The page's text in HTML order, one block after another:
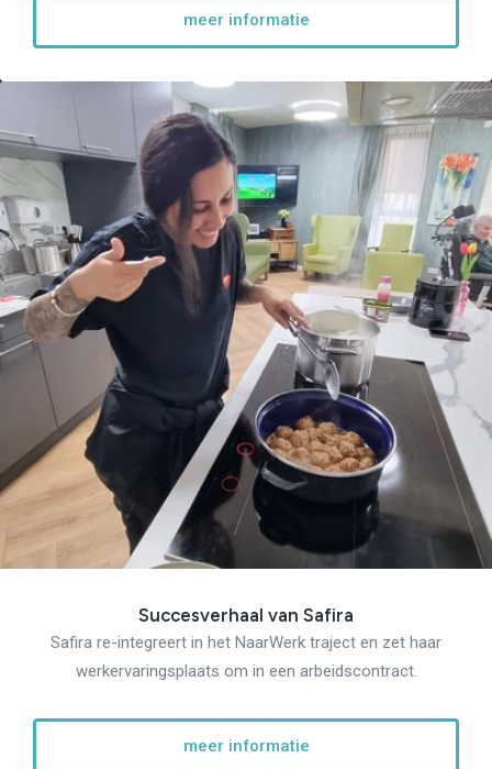
meer informatie
Succesverhaal van Safira
Safira re-integreert in het NaarWerk traject en zet haar
werkervaringsplaats om in een arbeidscontract.
meer informatie